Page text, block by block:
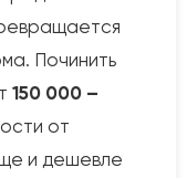
Починить
150 000 –
от
и дешевле